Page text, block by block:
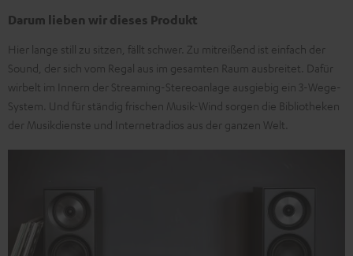
Darum lieben wir dieses Produkt
Hier lange still zu sitzen, fällt schwer. Zu mitreißend ist einfach der
Sound, der sich vom Regal aus im gesamten Raum ausbreitet. Dafür
wirbelt im Innern der Streaming-Stereoanlage ausgiebig ein 3-Wege-
System. Und für ständig frischen Musik-Wind sorgen die Bibliotheken
der Musikdienste und Internetradios aus der ganzen Welt.